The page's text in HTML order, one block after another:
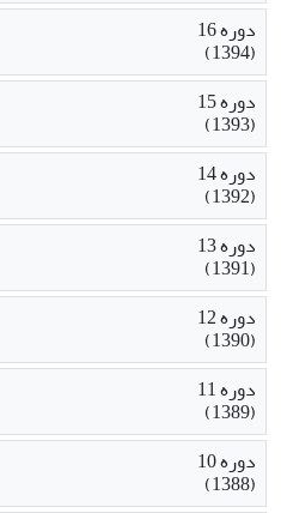
دوره 16
(1394)
دوره 15
(1393)
دوره 14
(1392)
دوره 13
(1391)
دوره 12
(1390)
دوره 11
(1389)
دوره 10
(1388)